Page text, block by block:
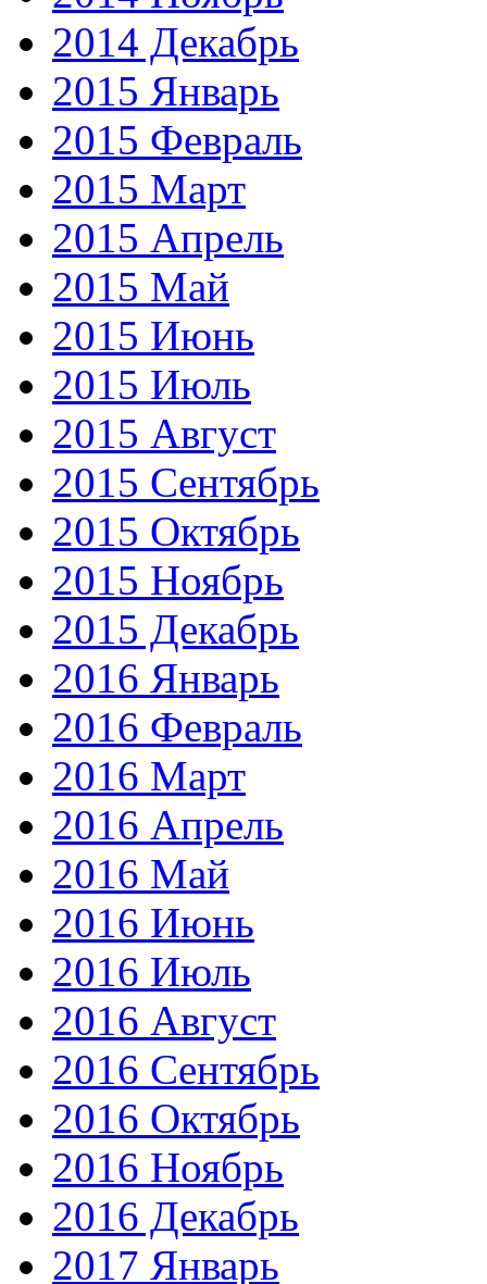
2014 Декабрь
2015 Январь
2015 Февраль
2015 Март
2015 Апрель
2015 Май
2015 Июнь
2015 Июль
2015 Август
2015 Сентябрь
2015 Октябрь
2015 Ноябрь
2015 Декабрь
2016 Январь
2016 Февраль
2016 Март
2016 Апрель
2016 Май
2016 Июнь
2016 Июль
2016 Август
2016 Сентябрь
2016 Октябрь
2016 Ноябрь
2016 Декабрь
2017 Январь